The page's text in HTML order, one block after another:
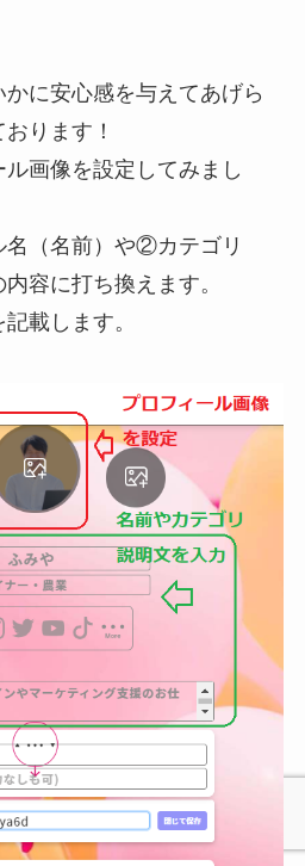
に安心感を与えてあげら
ります！
画像を設定してみまし
（名前）や②カテゴリ
容に打ち換えます。
載します。